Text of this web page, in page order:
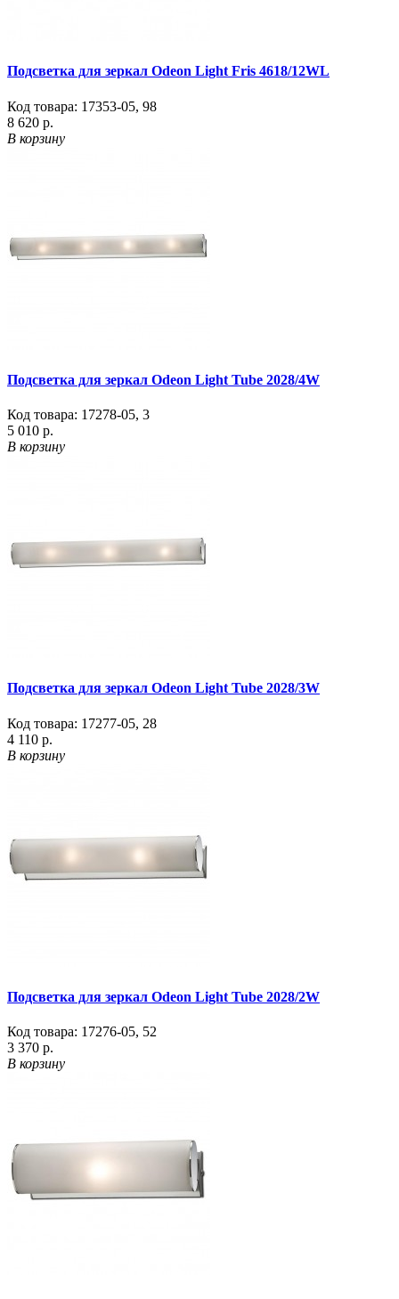
Подсветка для зеркал Odeon Light Fris 4618/12WL
Код товара: 17353-05, 98
8 620 р.
В корзину
Подсветка для зеркал Odeon Light Tube 2028/4W
Код товара: 17278-05, 3
5 010 р.
В корзину
Подсветка для зеркал Odeon Light Tube 2028/3W
Код товара: 17277-05, 28
4 110 р.
В корзину
Подсветка для зеркал Odeon Light Tube 2028/2W
Код товара: 17276-05, 52
3 370 р.
В корзину